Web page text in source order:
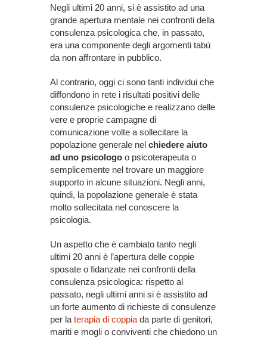
Negli ultimi 20 anni, si è assistito ad una
grande apertura mentale nei confronti della
consulenza psicologica che, in passato,
era una componente degli argomenti tabù
da non affrontare in pubblico.
Al contrario, oggi ci sono tanti individui che
diffondono in rete i risultati positivi delle
consulenze psicologiche e realizzano delle
vere e proprie campagne di
comunicazione volte a sollecitare la
popolazione generale nel chiedere aiuto
ad uno psicologo o psicoterapeuta o
semplicemente nel trovare un maggiore
supporto in alcune situazioni. Negli anni,
quindi, la popolazione generale è stata
molto sollecitata nel conoscere la
psicologia.
Un aspetto che è cambiato tanto negli
ultimi 20 anni è l’apertura delle coppie
sposate o fidanzate nei confronti della
consulenza psicologica: rispetto al
passato, negli ultimi anni si è assistito ad
un forte aumento di richieste di consulenze
per la terapia di coppia da parte di genitori,
mariti e mogli o conviventi che chiedono un